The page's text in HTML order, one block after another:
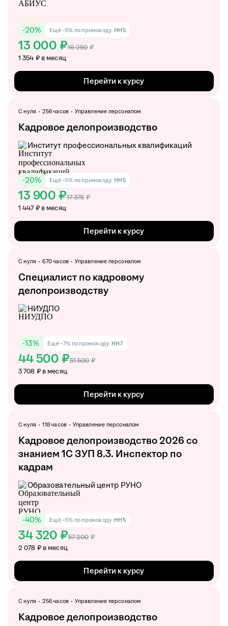
-20% Ещё −5% по промокоду HH5
13 000 ₽16 250 ₽
1 354 ₽ в месяц
Перейти к курсу
С нуля 256 часов Управление персоналом
Кадровое делопроизводство
Институт профессиональных квалификаций
-20% Ещё −5% по промокоду HH5
13 900 ₽17 375 ₽
1 447 ₽ в месяц
Перейти к курсу
С нуля 670 часов Управление персоналом
Специалист по кадровому
делопроизводству
НИУДПО
-13% Ещё −7% по промокоду HH7
44 500 ₽51 500 ₽
3 708 ₽ в месяц
Перейти к курсу
С нуля 118 часов Управление персоналом
Кадровое делопроизводство 2026 со
знанием 1С ЗУП 8.3. Инспектор по
кадрам
Образовательный центр РУНО
-40% Ещё −5% по промокоду HH5
34 320 ₽57 200 ₽
2 078 ₽ в месяц
Перейти к курсу
С нуля 256 часов Управление персоналом
Кадровое делопроизводство